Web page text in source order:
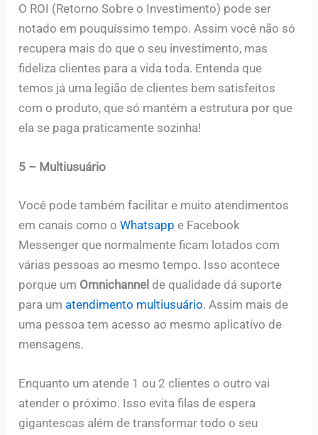
O ROI (Retorno Sobre o Investimento) pode ser
notado em pouquíssimo tempo. Assim você não só
recupera mais do que o seu investimento, mas
fideliza clientes para a vida toda. Entenda que
temos já uma legião de clientes bem satisfeitos
com o produto, que só mantém a estrutura por que
ela se paga praticamente sozinha!
5 – Multiusuário
Você pode também facilitar e muito atendimentos
em canais como o Whatsapp e Facebook
Messenger que normalmente ficam lotados com
várias pessoas ao mesmo tempo. Isso acontece
porque um Omnichannel de qualidade dá suporte
para um atendimento multiusuário. Assim mais de
uma pessoa tem acesso ao mesmo aplicativo de
mensagens.
Enquanto um atende 1 ou 2 clientes o outro vai
atender o próximo. Isso evita filas de espera
gigantescas além de transformar todo o seu